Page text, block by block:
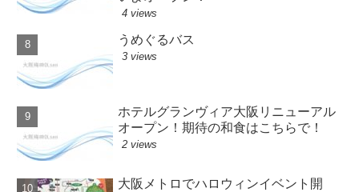
4 views
うめぐるバス
3 views
ホテルグランヴィア大阪リニューアル
オープン！期待の和食はこちらで！
2 views
大阪メトロでハロウィンイベント開